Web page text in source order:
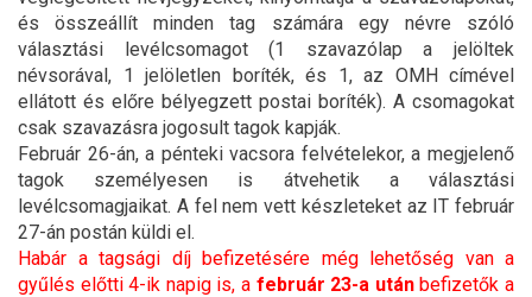
és összeállít minden tag számára egy névre szóló
választási levélcsomagot (1 szavazólap a jelöltek
névsorával, 1 jelöletlen boríték, és 1, az OMH címével
ellátott és előre bélyegzett postai boríték). A csomagokat
csak szavazásra jogosult tagok kapják.
Február 26-án, a pénteki vacsora felvételekor, a megjelenő
tagok személyesen is átvehetik a választási
levélcsomagjaikat. A fel nem vett készleteket az IT február
27-án postán küldi el.
Habár a tagsági díj befizetésére még lehetőség van a
gyűlés előtti 4-ik napig is, a február 23-a utánbefizetők a